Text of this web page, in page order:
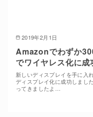
2019年2月1日
Amazonでわずか
でワイヤレス化に成
新しいディスプレイを手に入
ディスプレイ化に成功しまし
ってきましたよ…